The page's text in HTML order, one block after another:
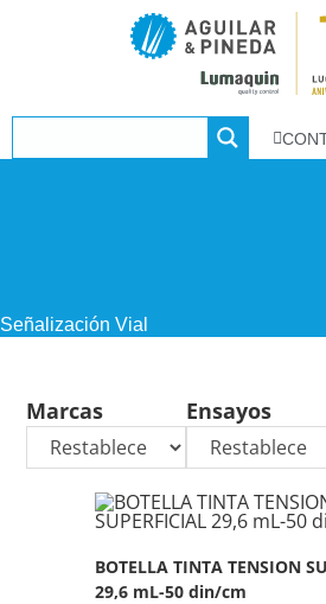
Señalización Vial
Marcas Ensayos
BOTELLA TINTA TENSION
29,6 mL-50 din/cm